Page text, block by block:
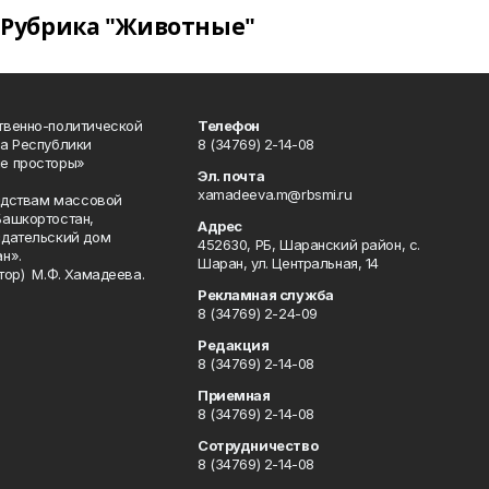
Рубрика "Животные"
политической
Республики
просторы»
массовой
дом
М.Ф. Хамадеева.
Телефон
8 (34769) 2-14-08
Эл. почта
xamadeeva.m@rbsmi.ru
Адрес
452630, РБ, Шаранский район, с.
Шаран, ул. Центральная, 14
Рекламная служба
8 (34769) 2-24-09
Редакция
8 (34769) 2-14-08
Приемная
8 (34769) 2-14-08
Сотрудничество
8 (34769) 2-14-08